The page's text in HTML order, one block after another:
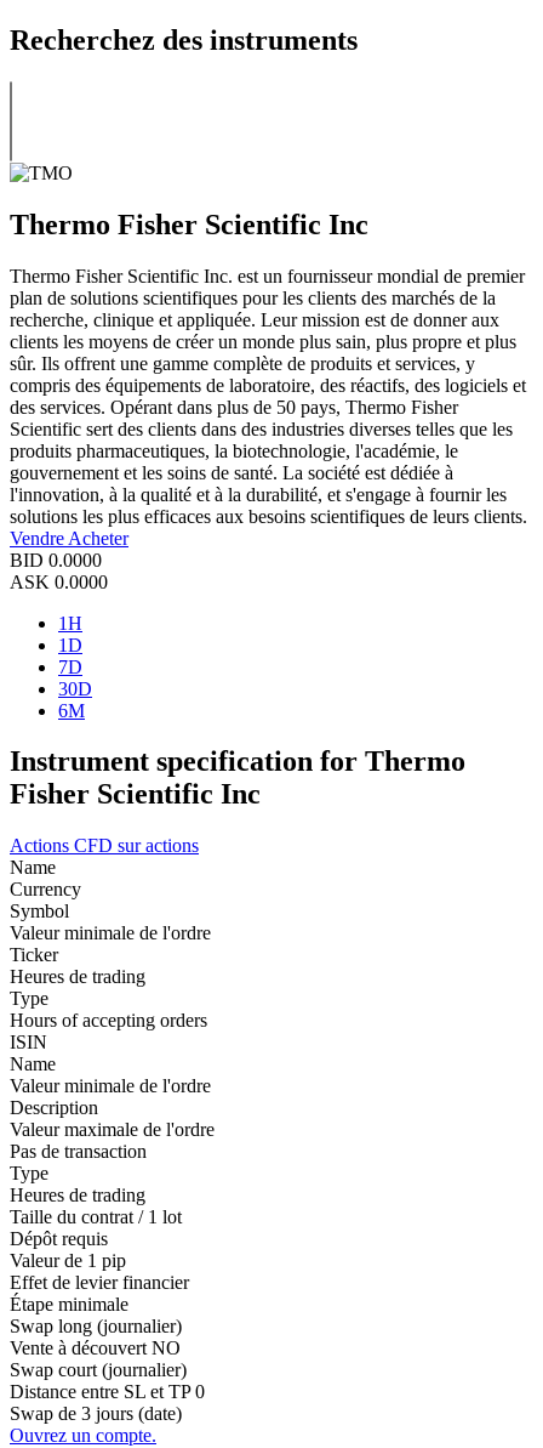
Recherchez des instruments
Thermo Fisher Scientific Inc
Thermo Fisher Scientific Inc. est un fournisseur mondial de premier
plan de solutions scientifiques pour les clients des marchés de la
recherche, clinique et appliquée. Leur mission est de donner aux
clients les moyens de créer un monde plus sain, plus propre et plus
sûr. Ils offrent une gamme complète de produits et services, y
compris des équipements de laboratoire, des réactifs, des logiciels et
des services. Opérant dans plus de 50 pays, Thermo Fisher
Scientific sert des clients dans des industries diverses telles que les
produits pharmaceutiques, la biotechnologie, l'académie, le
gouvernement et les soins de santé. La société est dédiée à
l'innovation, à la qualité et à la durabilité, et s'engage à fournir les
solutions les plus efficaces aux besoins scientifiques de leurs clients.
Vendre Acheter
BID 0.0000
ASK 0.0000
1H
1D
7D
30D
6M
Instrument specification for Thermo
Fisher Scientific Inc
Actions CFD sur actions
Name
Currency
Symbol
Valeur minimale de l'ordre
Ticker
Heures de trading
Type
Hours of accepting orders
ISIN
Name
Valeur minimale de l'ordre
Description
Valeur maximale de l'ordre
Pas de transaction
Type
Heures de trading
Taille du contrat / 1 lot
Dépôt requis
Valeur de 1 pip
Effet de levier financier
Étape minimale
Swap long (journalier)
Vente à découvert NO
Swap court (journalier)
Distance entre SL et TP 0
Swap de 3 jours (date)
Ouvrez un compte.